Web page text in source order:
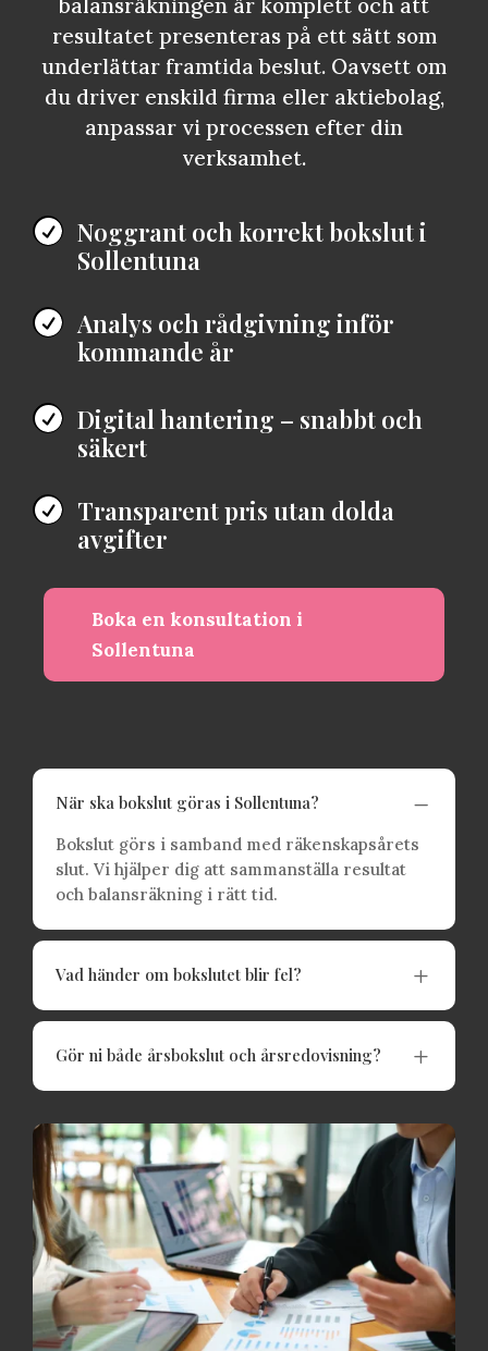
resultatet presenteras på ett sätt som
underlättar framtida beslut. Oavsett om
du driver enskild firma eller aktiebolag,
anpassar vi processen efter din
verksamhet.
 Noggrant och korrekt bokslut i
Sollentuna
 Analys och rådgivning inför
kommande år
 Digital hantering – snabbt och
säkert
 Transparent pris utan dolda
avgifter
Boka en konsultation i
Sollentuna
När ska bokslut göras i Sollentuna? K
Bokslut görs i samband med räkenskapsårets
slut. Vi hjälper dig att sammanställa resultat
och balansräkning i rätt tid.
Vad händer om bokslutet blir fel? L
Gör ni både årsbokslut och årsredovisning? L